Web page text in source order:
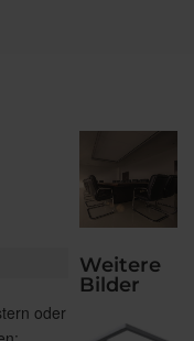
oder
Weitere
Bilder